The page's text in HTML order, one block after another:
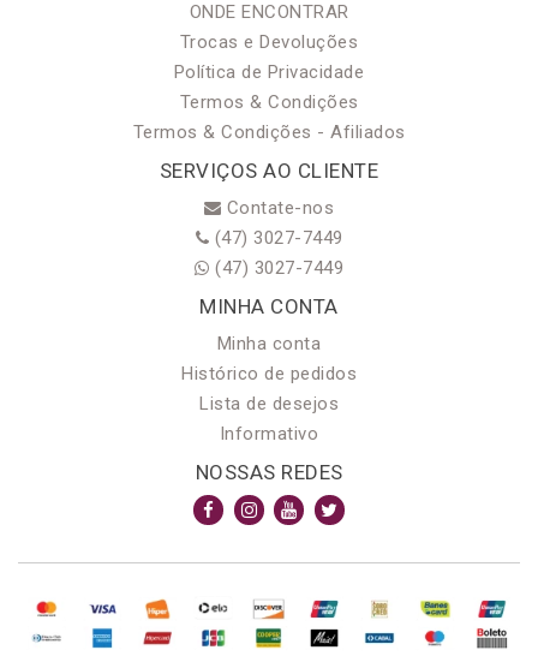
ONDE ENCONTRAR
Trocas e Devoluções
Política de Privacidade
Termos & Condições
Termos & Condições - Afiliados
SERVIÇOS AO CLIENTE
Contate-nos
(47) 3027-7449
(47) 3027-7449
MINHA CONTA
Minha conta
Histórico de pedidos
Lista de desejos
Informativo
NOSSAS REDES